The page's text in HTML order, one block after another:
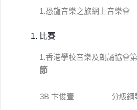
1.恐龍音樂之旅網上音樂會
比賽
1.香港學校音樂及朗誦協會第
節
3B 卞俊壹 分級鋼